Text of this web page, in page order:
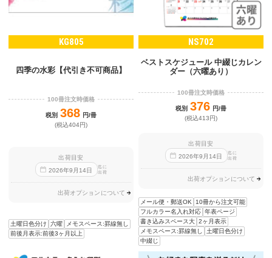
KG805
四季の水彩【代引き不可商品】
100冊注文時価格
税別 368 円/冊
(税込404円)
出荷目安
2026年9 月 14日
迄に
出荷
出荷オプションについて
土曜日色分け 六曜
メモスペース:罫線無し
前後月表示:前後3ヶ月以上
NS702
ベストスケジュール 中綴じカレン
ダー（六曜あり）
100冊注文時価格
税別 376 円/冊
(税込413円)
出荷目安
2026年9 月14日
迄に
出荷
出荷オプションについて
メール便・郵送OK 10冊から注文可能
フルカラー名入れ対応 年表ページ
書き込みスペース大 2ヶ月表示
メモスペース:罫線無し
土曜日色分け
中綴じ